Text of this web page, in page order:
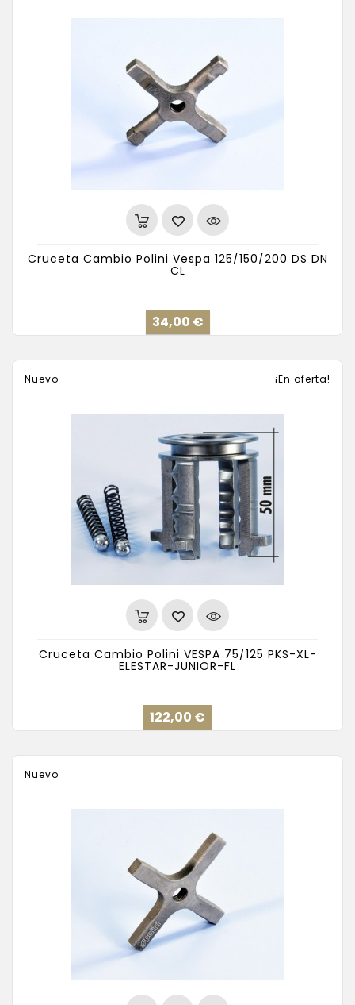
Cruceta Cambio Polini Vespa 125/150/200 DS DN
CL
34,00 €
¡En oferta!
Nuevo
Cruceta Cambio Polini VESPA 75/125 PKS-XL-
ELESTAR-JUNIOR-FL
122,00 €
Nuevo